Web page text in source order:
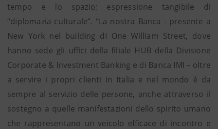
tempo e lo spazio; espressione tangibile di
“diplomazia culturale”. “La nostra Banca - presente a
New York nel building di One William Street, dove
hanno sede gli uffici della filiale HUB della Divisione
Corporate & Investment Banking e di Banca IMI – oltre
a servire i propri clienti in Italia e nel mondo è da
sempre al servizio delle persone, anche attraverso il
sostegno a quelle manifestazioni dello spirito umano
che rappresentano un veicolo efficace di incontro e